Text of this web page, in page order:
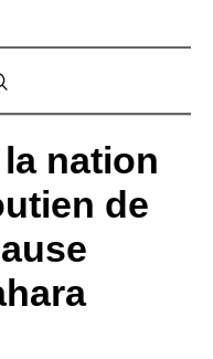
nation
de